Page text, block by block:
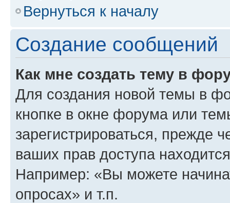
Вернуться к началу
Создание сообщений
Как мне создать тему в
Для создания новой темы в
кнопке в окне форума или
зарегистрироваться, прежде
ваших прав доступа
Например: «Вы можете
опросах» и т.п.